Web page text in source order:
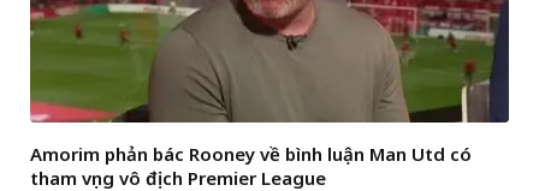
Amorim phản bác Rooney về bình luận Man Utd có
tham vọng vô địch Premier League